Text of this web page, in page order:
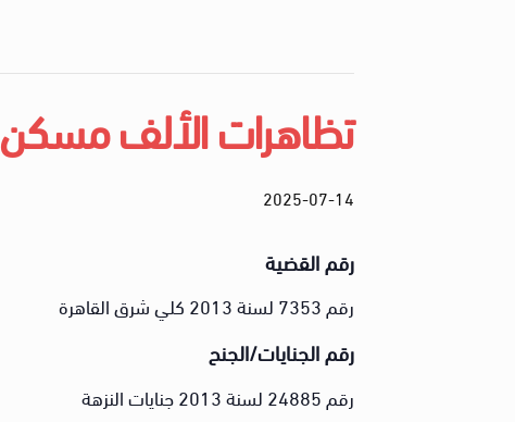
تظاهرات الألف مسكن
2025-07-14
رقم القضية
رقم 7353 لسنة 2013 كلي شرق القاهرة
رقم الجنايات/الجنح
رقم 24885 لسنة 2013 جنايات النزهة